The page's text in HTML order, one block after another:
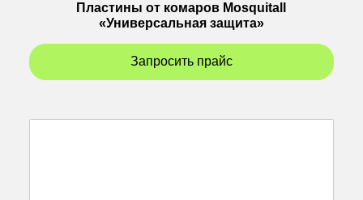
Пластины от комаров Mosquitall
«Универсальная защита»
Запросить прайс